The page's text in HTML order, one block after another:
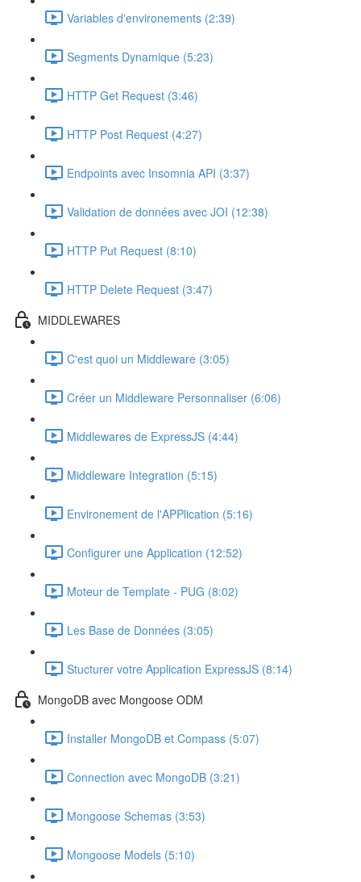
Variables d'environements (2:39)
Segments Dynamique (5:23)
HTTP Get Request (3:46)
HTTP Post Request (4:27)
Endpoints avec Insomnia API (3:37)
Validation de données avec JOI (12:38)
HTTP Put Request (8:10)
HTTP Delete Request (3:47)
MIDDLEWARES
C'est quoi un Middleware (3:05)
Créer un Middleware Personnaliser (6:06)
Middlewares de ExpressJS (4:44)
Middleware Integration (5:15)
Environement de l'APPlication (5:16)
Configurer une Application (12:52)
Moteur de Template - PUG (8:02)
Les Base de Données (3:05)
Stucturer votre Application ExpressJS (8:14)
MongoDB avec Mongoose ODM
Installer MongoDB et Compass (5:07)
Connection avec MongoDB (3:21)
Mongoose Schemas (3:53)
Mongoose Models (5:10)